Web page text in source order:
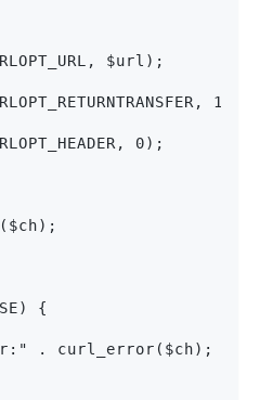
$url);
1);
0);
{
. curl_error($ch);